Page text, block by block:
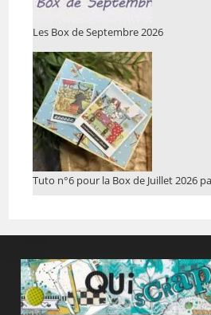
Les Box de Septembre 2026
Tuto n°6 pour la Box de Juillet 2026